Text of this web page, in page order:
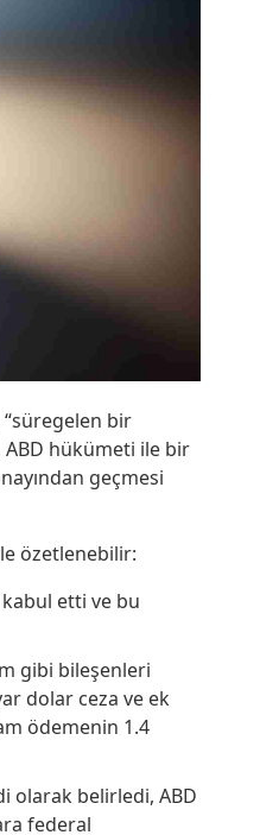
“süregelen bir
ABD hükümeti ile bir
geçmesi
özetlenebilir:
kabul etti ve bu
gibi bileşenleri
dolar ceza ve ek
ödemenin 1.4
olarak belirledi, ABD
federal